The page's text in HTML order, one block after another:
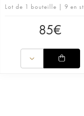
Lot de 1 bouteille | 9 en
85€